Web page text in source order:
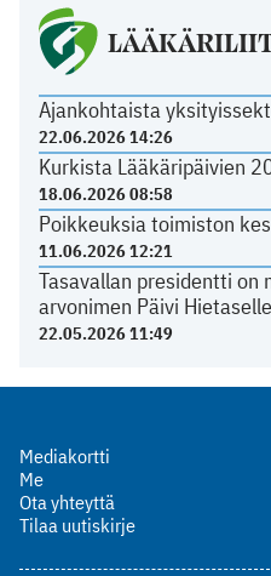
Ajankohtaista
22.06.2026 14:26
Kurkista Lääkäripäivien
18.06.2026 08:58
Poikkeuksia toimiston
11.06.2026 12:21
Tasavallan presidentti
arvonimen Päivi Hietaselle
22.05.2026 11:49
Mediakortti
Me
Ota yhteyttä
Tilaa uutiskirje